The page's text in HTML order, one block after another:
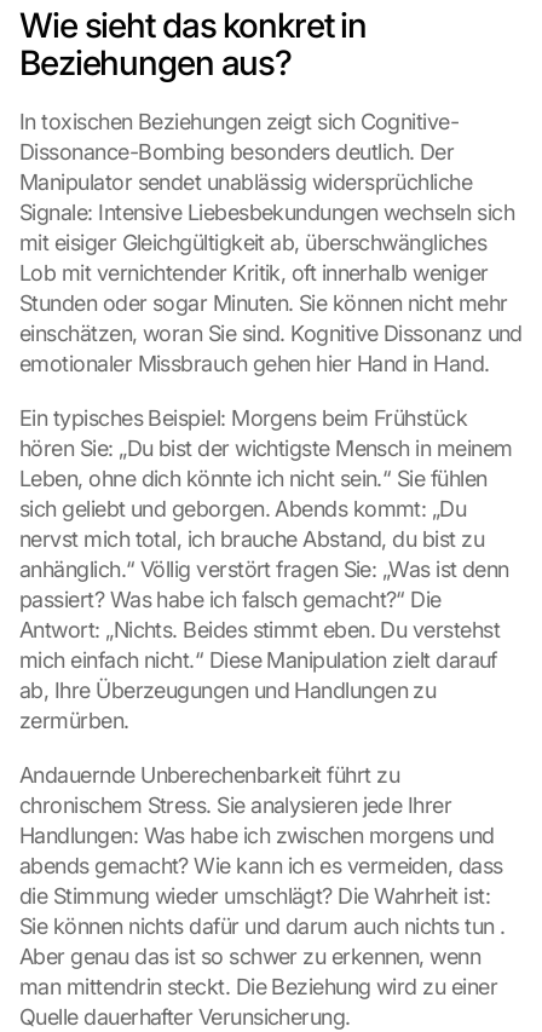
Wie sieht das konkret in
Beziehungen aus?
In toxischen Beziehungen zeigt sich Cognitive-
Dissonance-Bombing besonders deutlich. Der
Manipulator sendet unablässig widersprüchliche
Signale: Intensive Liebesbekundungen wechseln sich
mit eisiger Gleichgültigkeit ab, überschwängliches
Lob mit vernichtender Kritik, oft innerhalb weniger
Stunden oder sogar Minuten. Sie können nicht mehr
einschätzen, woran Sie sind. Kognitive Dissonanz und
emotionaler Missbrauch gehen hier Hand in Hand.
Ein typisches Beispiel: Morgens beim Frühstück
hören Sie: „Du bist der wichtigste Mensch in meinem
Leben, ohne dich könnte ich nicht sein.“ Sie fühlen
sich geliebt und geborgen. Abends kommt: „Du
nervst mich total, ich brauche Abstand, du bist zu
anhänglich.“ Völlig verstört fragen Sie: „Was ist denn
passiert? Was habe ich falsch gemacht?“ Die
Antwort: „Nichts. Beides stimmt eben. Du verstehst
mich einfach nicht.“ Diese Manipulation zielt darauf
ab, Ihre Überzeugungen und Handlungen zu
zermürben.
Andauernde Unberechenbarkeit führt zu
chronischem Stress. Sie analysieren jede Ihrer
Handlungen: Was habe ich zwischen morgens und
abends gemacht? Wie kann ich es vermeiden, dass
die Stimmung wieder umschlägt? Die Wahrheit ist:
Sie können nichts dafür und darum auch nichts tun .
Aber genau das ist so schwer zu erkennen, wenn
man mittendrin steckt. Die Beziehung wird zu einer
Quelle dauerhafter Verunsicherung.